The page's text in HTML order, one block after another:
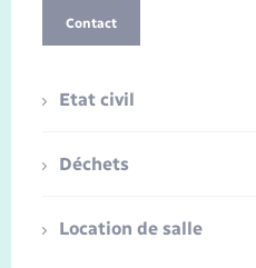
Contact
Etat civil
Déchets
Location de salle